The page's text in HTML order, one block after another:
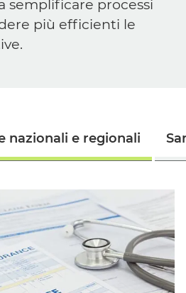
semplificare processi
più efficienti le
nazionali e regionali